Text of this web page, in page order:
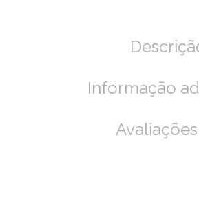
Informação